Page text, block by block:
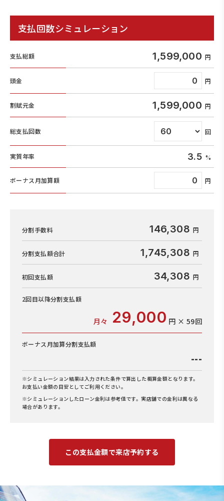
支払回数シミュレーション
支払総額 1,599,000
頭金
割賦元金 1,599,000
総支払回数
実質年率 3.5
ボーナス月加算額
分割手数料 146,308
分割支払額合計 1,745,308
初回支払額 34,308
2回目以降分割支払額
月々 29,000 円 × 59回
ボーナス月加算分割支払額
---
※シミュレーション結果は入力された条件で算出した概算金額となります。
お支払い金額の目安としてご利用ください。
※シミュレーションしたローン金利は参考値です。実店舗での金利は異なる
場合があります。
この支払金額で来店予約する